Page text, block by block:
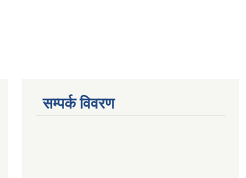
सम्पर्क विवरण